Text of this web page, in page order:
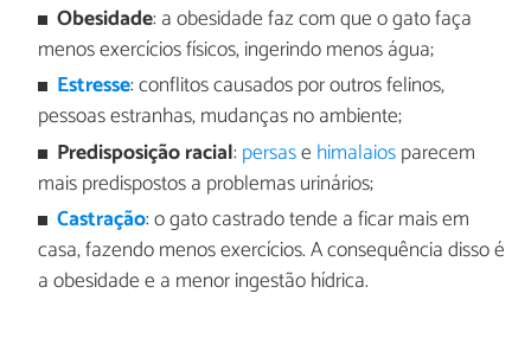
Obesidade: a obesidade faz com que o gato faça
menos exercícios físicos, ingerindo menos água;
Estresse: conflitos causados por outros felinos,
pessoas estranhas, mudanças no ambiente;
Predisposição racial: persase himalaiosparecem
mais predispostos a problemas urinários;
Castração: o gato castrado tende a ficar mais em
casa, fazendo menos exercícios. A consequência disso é
a obesidade e a menor ingestão hídrica.